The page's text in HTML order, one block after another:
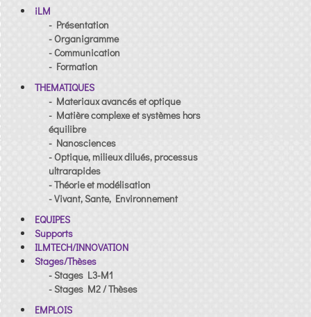
iLM
- Présentation
- Organigramme
- Communication
- Formation
THEMATIQUES
- Materiaux avancés et optique
- Matière complexe et systèmes hors
équilibre
- Nanosciences
- Optique, milieux dilués, processus
ultrarapides
- Théorie et modélisation
- Vivant, Sante, Environnement
EQUIPES
Supports
ILMTECH/INNOVATION
Stages/Thèses
- Stages L3-M1
- Stages M2 / Thèses
EMPLOIS